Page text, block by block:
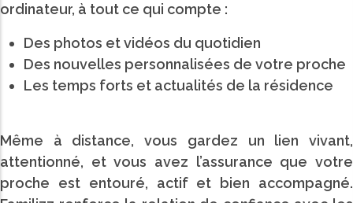
ordinateur, à tout ce qui compte :
Des photos et vidéos du quotidien
Des nouvelles personnalisées de votre proche
Les temps forts et actualités de la résidence
Même à distance, vous gardez un lien vivant,
attentionné, et vous avez l’assurance que votre
proche est entouré, actif et bien accompagné.